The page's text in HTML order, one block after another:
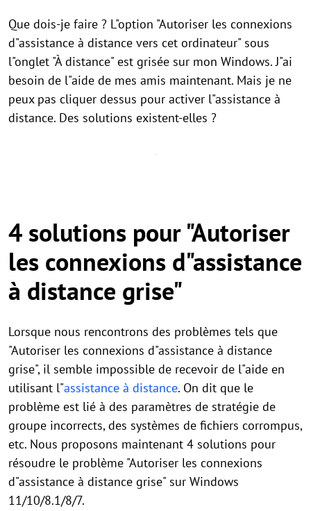
Que dois-je faire ? L"option "Autoriser les connexions
d"assistance à distance vers cet ordinateur" sous
l"onglet "À distance" est grisée sur mon Windows. J"ai
besoin de l"aide de mes amis maintenant. Mais je ne
peux pas cliquer dessus pour activer l"assistance à
distance. Des solutions existent-elles ?
4 solutions pour "Autoriser
les connexions d"assistance
à distance grise"
Lorsque nous rencontrons des problèmes tels que
"Autoriser les connexions d"assistance à distance
grise", il semble impossible de recevoir de l"aide en
utilisant l"assistance à distance. On dit que le
problème est lié à des paramètres de stratégie de
groupe incorrects, des systèmes de fichiers corrompus,
etc. Nous proposons maintenant 4 solutions pour
résoudre le problème "Autoriser les connexions
d"assistance à distance grise" sur Windows
11/10/8.1/8/7.